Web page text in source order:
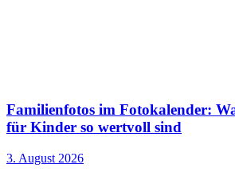
Familienfotos im Fotokalender:
für Kinder so wertvoll sind
3. August 2026